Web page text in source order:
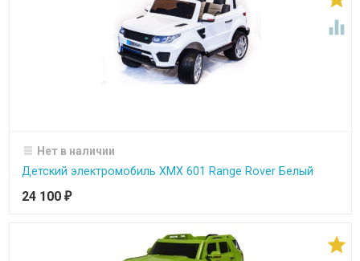

Нет в наличии
Детский электромобиль XMX 601 Range Rover Белый
24 100 ₽
